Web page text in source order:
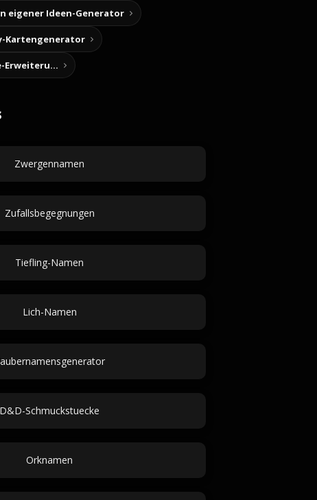
eigener Ideen-Generator
Kartengenerator
Story-Notizen (Chrome-Erweiterung)
Zwergennamen
Zufallsbegegnungen
Tiefling-Namen
Lich-Namen
D&D-Schmuckstuecke
Orknamen